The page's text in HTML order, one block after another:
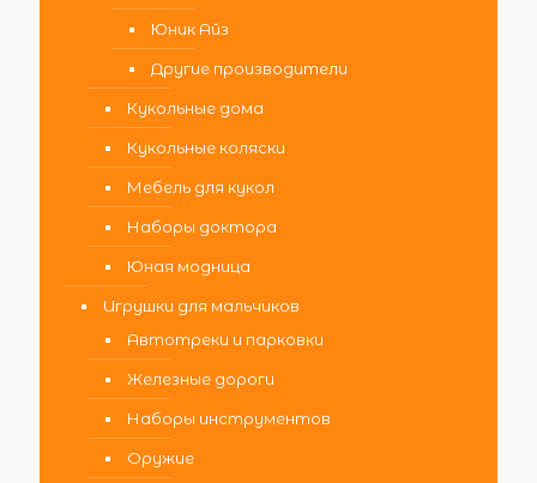
Юник Айз
Другие производители
Кукольные дома
Кукольные коляски
Мебель для кукол
Наборы доктора
Юная модница
Игрушки для мальчиков
Автотреки и парковки
Железные дороги
Наборы инструментов
Оружие